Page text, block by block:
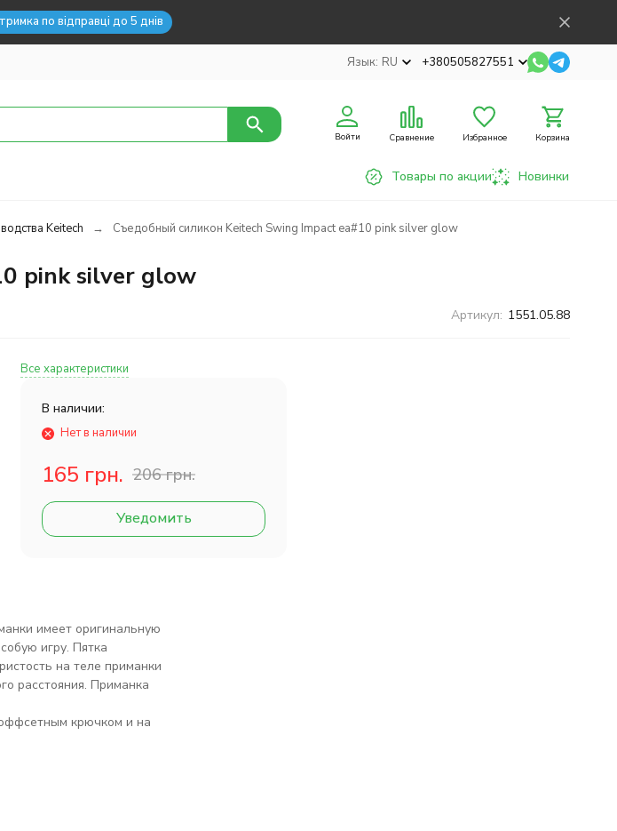
по відправці до 5 днів
Язык: RU +380505827551
Войти Сравнение Избранное Корзина
Товары по акции Новинки
Keitech Съедобный силикон Keitech Swing Impact ea#10 pink silver glow
pink silver glow
Артикул: 1551.05.88
Все характеристики
В наличии:
Нет в наличии
165 грн. 206 грн.
Уведомить
имеет оригинальную
игру. Пятка
на теле приманки
расстояния. Приманка
крючком и на